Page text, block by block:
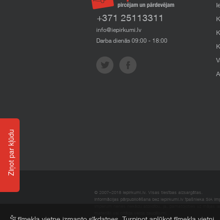
+371 25113311
info@iepirkumi.lv
Darba dienās 09:00 - 18:00
© 2007–2018 Iepirkumi.lv. Visas tiesības aizsargātas.
Informācijas pārpublicēšana bez iepirkumi.lv īpašnieka SIA
Ziņot par kļūdu